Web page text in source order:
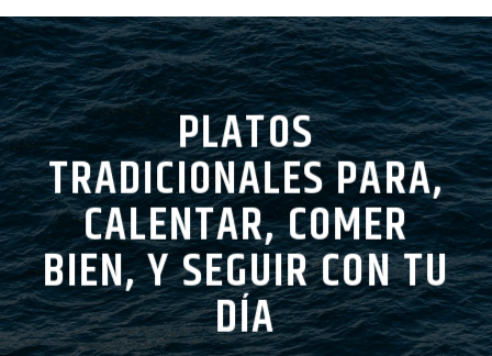
PLATOS
TRADICIONALES PARA,
CALENTAR, COMER
BIEN, Y SEGUIR CON TU
DÍA